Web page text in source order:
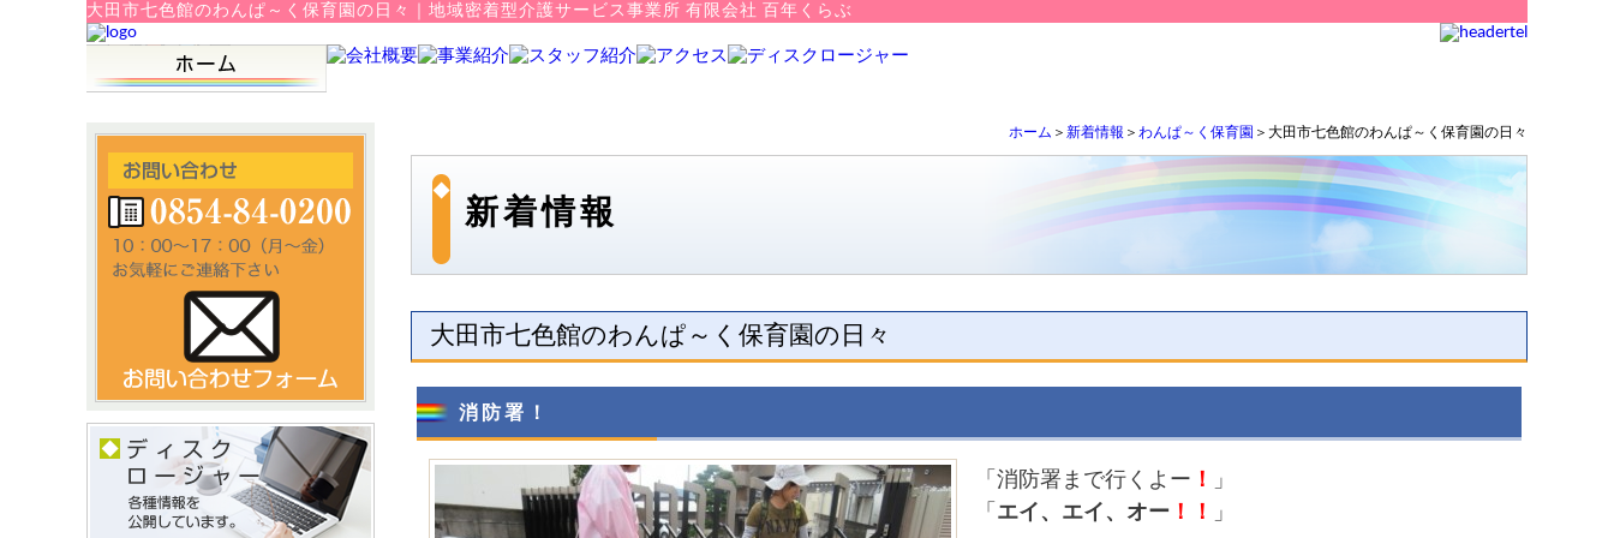
大田市七色館のわんぱ～く保育園の日々 地域密着型介護サービス事業所 有限会社 百年くらぶ
ホーム ＞ 新着情報 ＞ わんぱ～く保育園 ＞大田市七色館のわんぱ～く保育園の日々
新着情報
大田市七色館のわんぱ～く保育園の日々
消防署！
「消防署まで行くよー ！
」
「 エイ、エイ、オー ！！ 」